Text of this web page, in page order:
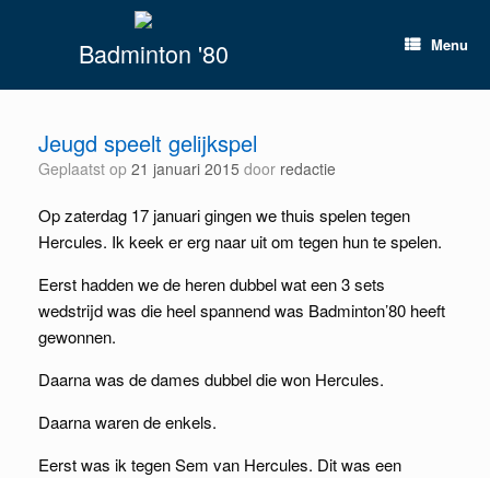
Badminton '80 Menu
Jeugd speelt gelijkspel
Geplaatst op 21 januari 2015 door redactie
Op zaterdag 17 januari gingen we thuis spelen tegen
Hercules. Ik keek er erg naar uit om tegen hun te spelen.
Eerst hadden we de heren dubbel wat een 3 sets
wedstrijd was die heel spannend was Badminton’80 heeft
gewonnen.
Daarna was de dames dubbel die won Hercules.
Daarna waren de enkels.
Eerst was ik tegen Sem van Hercules. Dit was een